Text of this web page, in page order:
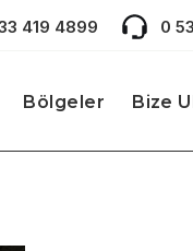
419 4899 0
Bölgeler Bize